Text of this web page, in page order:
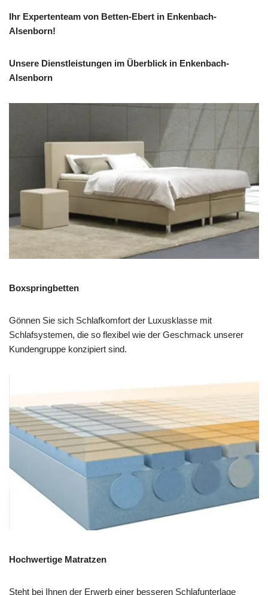
Ihr Expertenteam von Betten-Ebert in Enkenbach-
Alsenborn!
Unsere Dienstleistungen im Überblick in Enkenbach-
Alsenborn
Boxspringbetten
Gönnen Sie sich Schlafkomfort der Luxusklasse mit
Schlafsystemen, die so flexibel wie der Geschmack unserer
Kundengruppe konzipiert sind.
Hochwertige Matratzen
Steht bei Ihnen der Erwerb einer besseren Schlafunterlage